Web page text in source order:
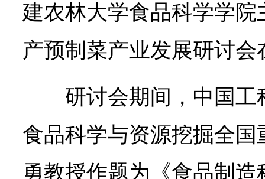
建农林大学食品科学学
产预制菜产业发展研讨会
研讨会期间，中国
食品科学与资源挖掘全
勇教授作题为《食品制